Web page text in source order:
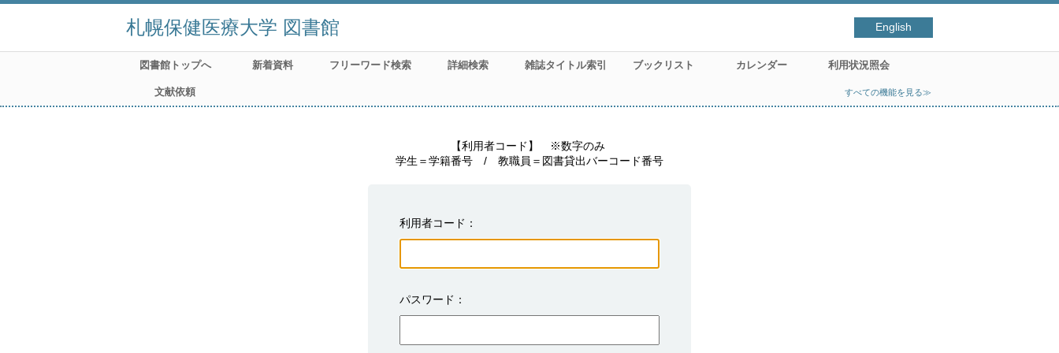
札幌保健医療大学 図書館 English
図書館トップへ 新着資料 フリーワード検索 詳細検索 雑誌タイトル索引 ブックリスト カレンダー 利用状況照会
文献依頼 すべての機能を見る≫
【利用者コード】　※数字のみ
学生＝学籍番号　/　教職員＝図書貸出バーコード番号
利用者コード
パスワード